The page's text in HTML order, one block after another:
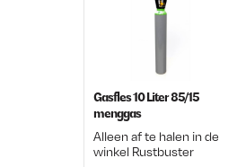
Gasfles 10 Liter 85/15
menggas
Alleen af te halen in de
winkel Rustbuster